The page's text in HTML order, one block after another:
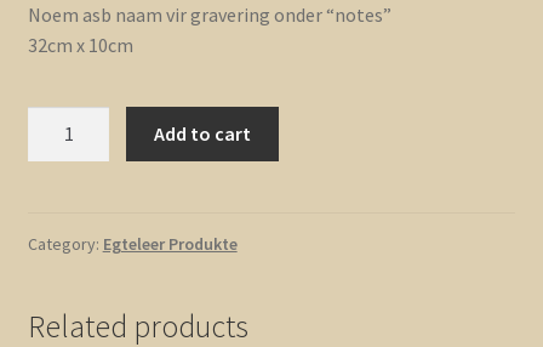
Noem asb naam vir gravering onder “notes”
32cm x 10cm
quantity
Add to cart
Category: Egteleer Produkte
Related products